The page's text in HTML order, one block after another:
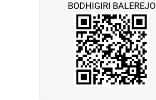
BODHIGIRI BALEREJO